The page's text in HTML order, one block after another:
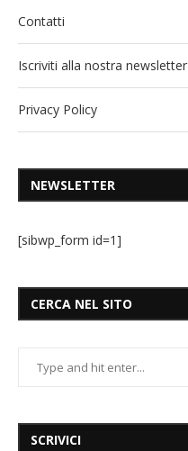
Contatti
Iscriviti alla nostra newsletter
Privacy Policy
NEWSLETTER
[sibwp_form id=1]
CERCA NEL SITO
SCRIVICI